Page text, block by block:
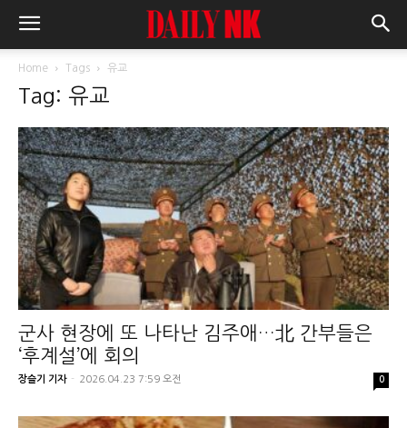
Home Tags 유교
Tag: 유교
군사 현장에 또 나타난 김주애…北 간부들은
‘후계설’에 회의
장슬기 기자 - 2026.04.23 7:59 오전 0